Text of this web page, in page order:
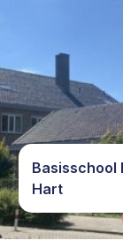
Basisschool
Hart